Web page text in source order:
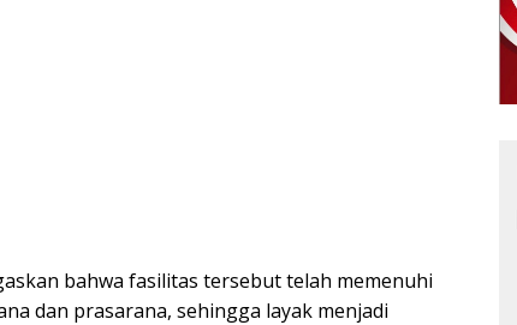
bahwa fasilitas tersebut telah memenuhi
dan prasarana, sehingga layak menjadi